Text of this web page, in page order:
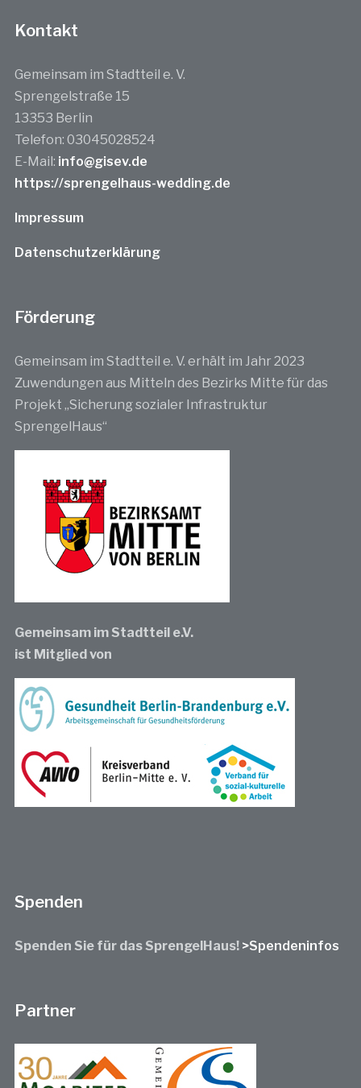
Kontakt
Gemeinsam im Stadtteil e. V.
Sprengelstraße 15
13353 Berlin
Telefon: 03045028524
E-Mail: info@gisev.de
https://sprengelhaus-wedding.de
Impressum
Datenschutzerklärung
Förderung
Gemeinsam im Stadtteil e. V. erhält im Jahr 2023
Zuwendungen aus Mitteln des Bezirks Mitte für das
Projekt „Sicherung sozialer Infrastruktur
SprengelHaus“
Gemeinsam im Stadtteil e.V.
ist Mitglied von
Spenden
Spenden Sie für das SprengelHaus! >Spendeninfos
Partner